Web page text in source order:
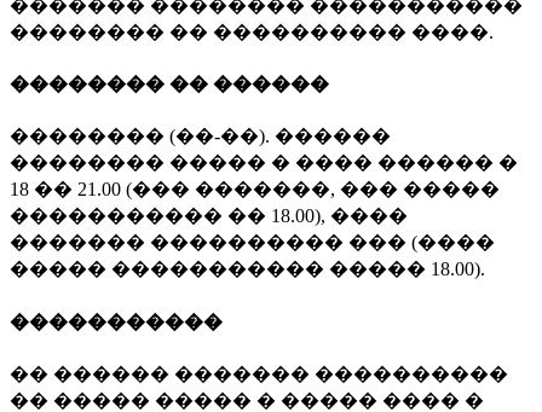
������� �������� �����������
�������� �� ���������� ����.
�������� �� ������
�������� (��-��). ������
�������� ����� � ���� ������ �
18 �� 21.00 (��� �������, ��� �����
����������� �� 18.00), ����
������� ���������� ��� (����
����� ����������� ����� 18.00).
�����������
�� ������ ������� ����������
�� ����� ����� � ����� ���� �